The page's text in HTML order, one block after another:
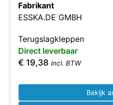
Fabrikant
ESSKA.DE GMBH
Terugslagkleppen
Direct leverbaar
€ 19,38 incl. BTW
Bekijk